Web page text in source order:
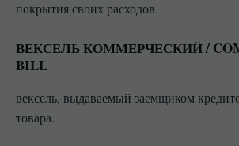
покрытия своих расходов.
ВЕКСЕЛЬ КОММЕРЧЕСКИЙ /
BILL
вексель, выдаваемый заемщиком
товара.